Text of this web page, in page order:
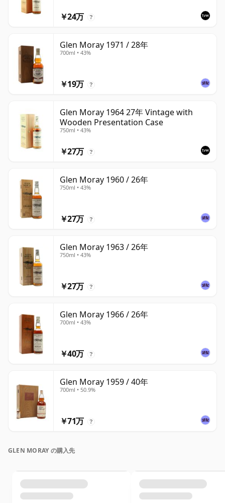
￥24万 ?
Glen Moray 1971 / 28年
700ml • 43%
￥19万 ?
Glen Moray 1964 27年 Vintage with
Wooden Presentation Case
750ml • 43%
￥27万 ?
Glen Moray 1960 / 26年
750ml • 43%
￥27万 ?
Glen Moray 1963 / 26年
750ml • 43%
￥27万 ?
Glen Moray 1966 / 26年
700ml • 43%
￥40万 ?
Glen Moray 1959 / 40年
700ml • 50.9%
￥71万 ?
GLEN MORAY の購入先